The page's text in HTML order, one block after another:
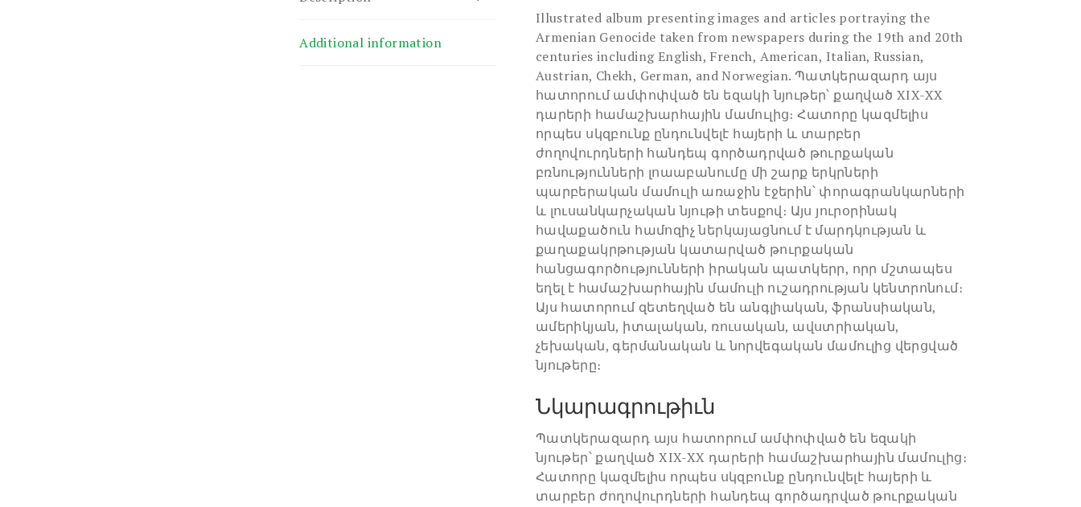
Additional information
Illustrated album presenting images and articles portraying the
Armenian Genocide taken from newspapers during the 19th and 20th
centuries including English, French, American, Italian, Russian,
Austrian, Chekh, German, and Norwegian. Պատկերազարդ այս
հատորում ամփոփված են եզակի նյութեր՝ քաղված XIX-XX
դարերի համաշխարհային մամուլից։ Հատորը կազմելիս
որպես սկզբունք ընդունվելէ հայերի և տարբեր
ժողովուրդների հանդեպ գործադրված թուրքական
բռնությունների լոաաբանումը մի շարք երկրների
պարբերական մամուլի առաջին էջերին՝ փորագրանկարների
և լուսանկարչական նյութի տեսքով։ Այս յուրօրինակ
հավաքածուն համոզիչ ներկայացնում է մարդկության և
քաղաքակրթության կատարված թուրքական
հանցագործությունների իրական պատկերր, որր մշտապես
եղել է համաշխարհային մամուլի ուշադրության կենտրոնում։
Այս հատորում զետեղված են անգլիական, ֆրանսիական,
ամերիկյան, իտալական, ռուսական, ավստրիական,
չեխական, գերմանական և նորվեգական մամուլից վերցված
նյութերը։
Նկարագրութիւն
Պատկերազարդ այս հատորում ամփոփված են եզակի
նյութեր՝ քաղված XIX-XX դարերի համաշխարհային մամուլից։
Հատորը կազմելիս որպես սկզբունք ընդունվելէ հայերի և
տարբեր ժողովուրդների հանդեպ գործադրված թուրքական